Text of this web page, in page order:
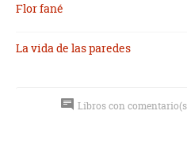
Flor fané
La vida de las paredes
Libros con